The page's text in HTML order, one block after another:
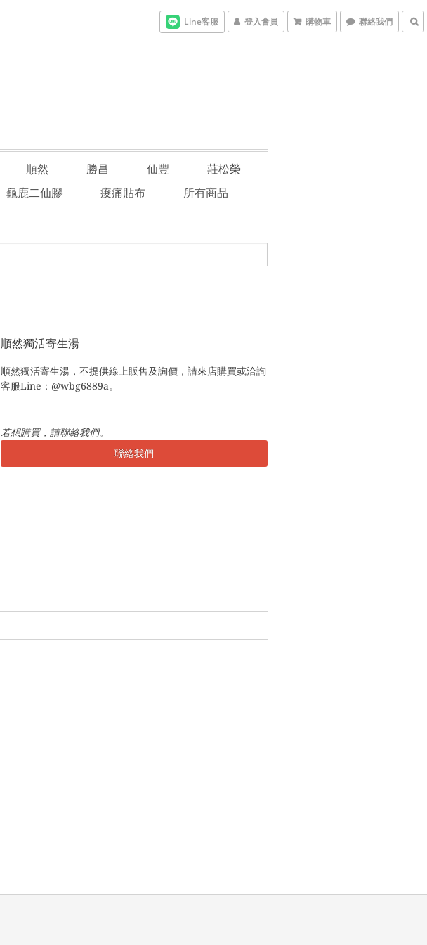
Line客服 登入會員 購物車 聯絡我們
順然 勝昌 仙豐
莊松榮
龜鹿二仙膠 痠痛貼布 所有商品
順然獨活寄生湯
順然獨活寄生湯，不提供線上販售及詢價，請來店購買或洽詢
客服Line：@wbg6889a。
若想購買，請聯絡我們。
聯絡我們